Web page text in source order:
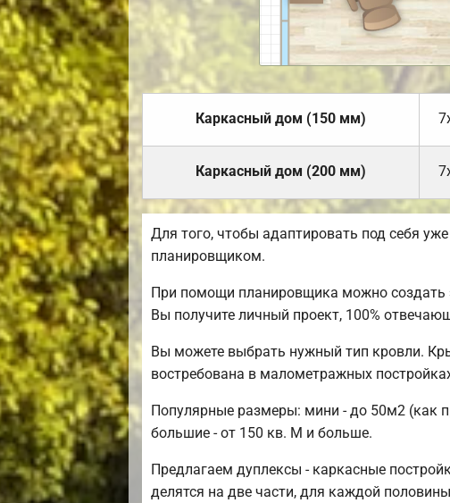
Каркасный дом (150 мм)
Каркасный дом (200 мм)
Для того, чтобы адаптировать под себя
планировщиком.
При помощи планировщика можно создать
Вы получите личный проект, 100%
Вы можете выбрать нужный тип кровли.
востребована в малометражных
Популярные размеры: мини - до 50м2 (как
большие - от 150 кв. М и больше.
Предлагаем дуплексы - каркасные
делятся на две части, для каждой